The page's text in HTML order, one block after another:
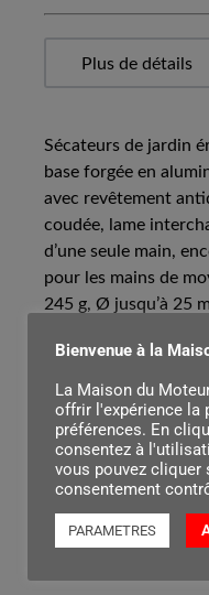
Sécateurs de jardin
base forgée en
avec revêtement
coudée, lame
d’une seule main,
pour les mains de
245 g, Ø jusqu’à 25
Contenu
Bienvenue à la
La Maison du
offrir l'expérience la
préférences. En
consentez à
vous pouvez cliquer
consentement
PARAMETRES